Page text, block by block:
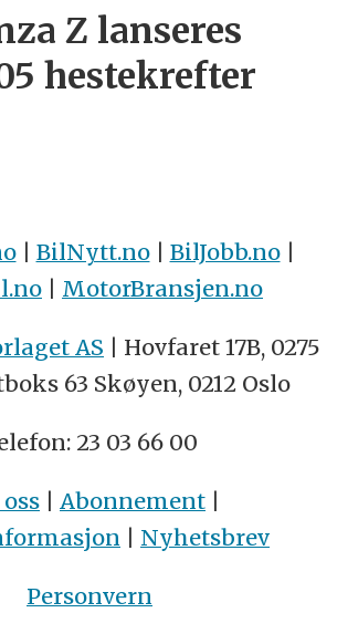
Z lanseres
hestekrefter
| BilNytt.no| BilJobb.no|
| MotorBransjen.no
AS | Hovfaret 17B, 0275
63 Skøyen, 0212 Oslo
23 03 66 00
| Abonnement |
| Nyhetsbrev
Personvern